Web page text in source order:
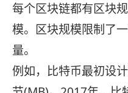
每个区块链都有区块
模。区块规模限制了
量。
例如，比特币最初设